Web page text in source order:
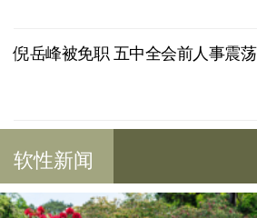
倪岳峰被免职 五中全会前人事震荡
软性新闻